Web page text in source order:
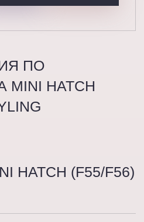
ПО
HATCH
HATCH (F55/F56)